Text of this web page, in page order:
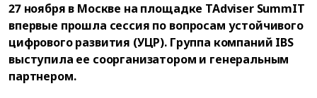
27 ноября в Москве на площадке TAdviser SummIT
впервые прошла сессия по вопросам устойчивого
цифрового развития (УЦР). Группа компаний IBS
выступила ее соорганизатором и генеральным
партнером.